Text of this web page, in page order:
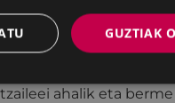
zantzuak
ahalik eta
GUZTIAK